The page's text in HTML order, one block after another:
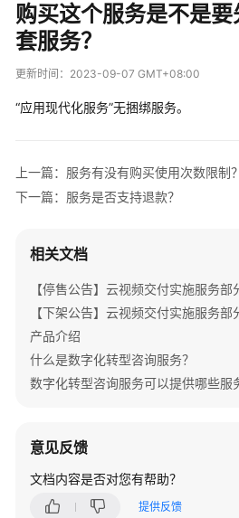
公
告
产
品
产
品
咨
与
规
划
与
施
购买这个服务是不是
套服务？
更新时间： 2023-09-07 GMT+08:00
“应用现代化服务”无捆绑服务。
上一篇：服务有没有购买使用次数限制？
下一篇：服务是否支持退款？
相关文档
【停售公告】云视频交付实施服务
【下架公告】云视频交付实施服务
产品介绍
什么是数字化转型咨询服务？
数字化转型咨询服务可以提供哪些服
意见反馈
文档内容是否对您有帮助？
提供反馈